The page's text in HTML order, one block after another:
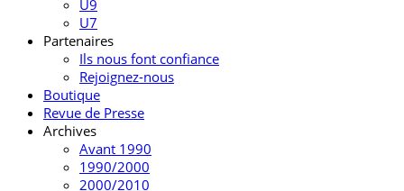
U9
U7
Partenaires
Ils nous font confiance
Rejoignez-nous
Boutique
Revue de Presse
Archives
Avant 1990
1990/2000
2000/2010